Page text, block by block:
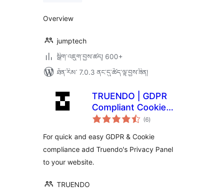
Overview
jumptech
སྒྲིག་འཇུག་བྱས་ཚད། 600+
ཐོན་རིམ་ 7.0.3 ནང་དུ་ཚོད་ལྟ་བྱས་ཟིན།
TRUENDO | GDPR
Compliant Cookie
Manager
(6གདེང་
འཇོག་
ཚང་།
)
For quick and easy GDPR & Cookie
compliance add Truendo's Privacy Panel
to your website.
TRUENDO